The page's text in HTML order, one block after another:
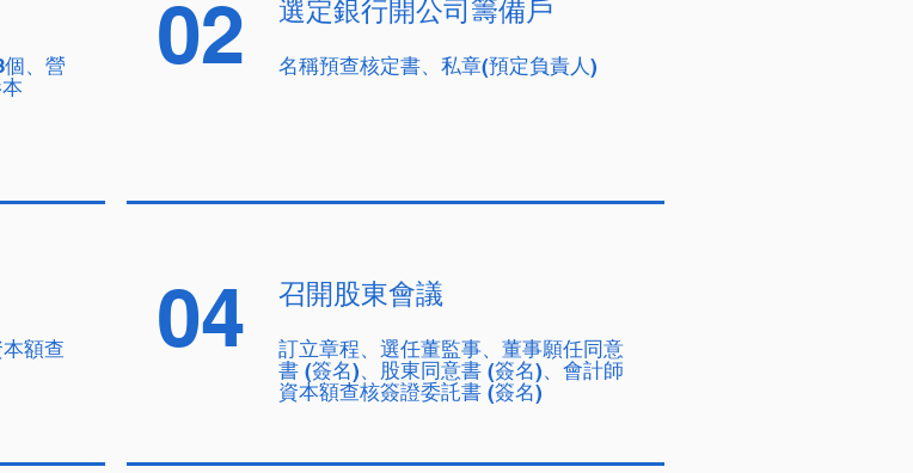
、營
額查
02 選定銀行開公司籌備戶
名稱預查核定書、 私章(預定負責人)
04 召開股東會議
訂立章程、選任董監事、董事願任同意
書 (簽名)、股東同意書 (簽名)、會計師
資本額查核簽證委託書 (簽名)